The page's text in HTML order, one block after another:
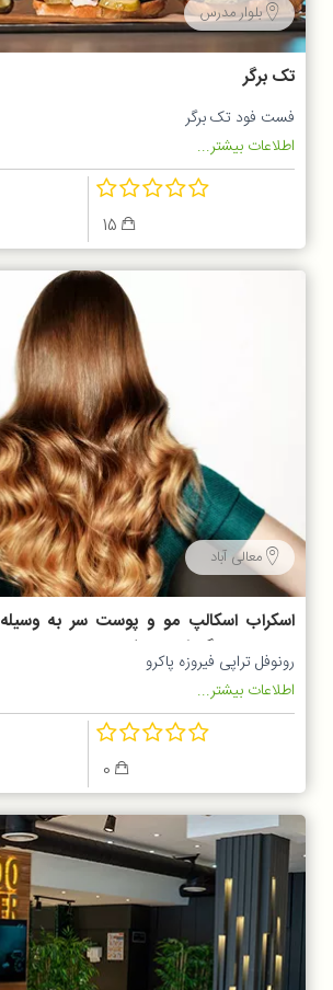
بلوار مدرس
تک برگر
فست فود تک برگر
اطلاعات بیشتر...
معالی آباد
اسکراب اسکالپ مو و پوست سر به وسیله
محصولات ارگانیک رونوفل
رونوفل تراپی فیروزه پاکرو
اطلاعات بیشتر...